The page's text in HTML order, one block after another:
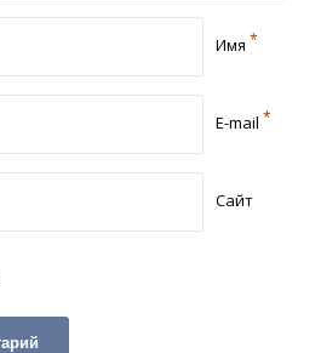
Имя *
E-mail *
Сайт